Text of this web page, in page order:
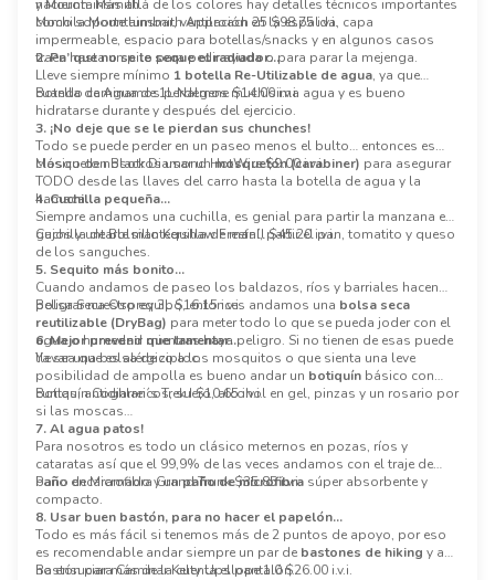
nacieron. Más allá de los colores hay detalles técnicos importantes
como soporte lumbar, ventilación en la espalda, capa
impermeable, espacio para botellas/snacks y en algunos casos
traen hasta un pito para pedir ayuda o para parar la mejenga.
y Mountainsmith.
Mochila Mountainsmith Approach 25 $98.75 i.v.i.
2. Pa’ que no se le seque el radiador…
Lleve siempre mínimo 1 botella Re-Utilizable de agua, ya que
cuando caminamos perdemos muchísima agua y es bueno
hidratarse durante y después del ejercicio.
Botella de Agua de 1L Nalgene $14.00 i.v.i.
3. ¡No deje que se le pierdan sus chunches!
Todo se puede perder en un paseo menos el bulto… entonces es
clásico de nosotros usar unmosquetón (carabiner) para asegurar
TODO desde las llaves del carro hasta la botella de agua y la
hamaca.
Mosqueton Black Diamond HotWire $9.00 i.v.i.
4. Cuchilla pequeña…
Siempre andamos una cuchilla, es genial para partir la manzana en
gajos y untarle mantequilla de maní, partir el pan, tomatito y queso
de los sanguches.
Cuchilla de Bolsillo Kershaw Freefall $45.20 i.v.i.
5. Sequito más bonito…
Cuando andamos de paseo los baldazos, ríos y barriales hacen
peligrar nuestro equipo, entonces andamos una bolsa seca
reutilizable (DryBag) para meter todo lo que se pueda joder con el
agua o humedad mientras haya peligro. Si no tienen de esas puede
llevar una bolsa de ziploc.
Bolsa Seca Osprey 3L $16.15 i.v.i.
6. Mejor prevenir que lamentar…
Ya sea que es alérgico a los mosquitos o que sienta una leve
posibilidad de ampolla es bueno andar un botiquín básico con
curitas, antidiarreicos, suero, alcohol en gel, pinzas y un rosario por
si las moscas…
Botiquín Coghlan´s Trek I $10.65 i.v.i.
7. Al agua patos!
Para nosotros es todo un clásico meternos en pozas, ríos y
cataratas así que el 99,9% de las veces andamos con el traje de
baño encaramado y unpaño de microfibra súper absorbente y
compacto.
Paño de Microfibra Grand Trunk $35.85 i.v.i.
8. Usar buen bastón, para no hacer el papelón…
Todo es más fácil si tenemos más de 2 puntos de apoyo, por eso
es recomendable andar siempre un par de bastones de hiking y así
no ensuciar más de la cuenta el pantalón.
Bastón para Caminar Kelty Upslope 1.0 $26.00 i.v.i.